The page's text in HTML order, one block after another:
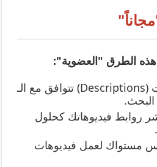
هذه الطرق "العضوية":
لإنشاء عناوين ووصف فيديوهات (Descriptions) تتوافق مع الـ
روابط فيديوهاتك كحلول
مستواك لعمل فيديوهات